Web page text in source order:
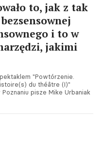
to, jak z tak
i to w
jakimi
"Powtórzenie.
du théâtre (I)"
pisze Mike Urbaniak